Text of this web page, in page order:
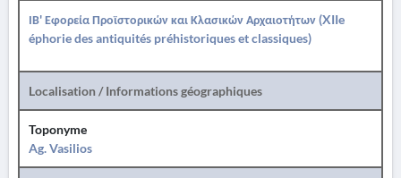
ΙΒ' Εφορεία Προϊστορικών και Κλασικών Αρχαιοτήτων (XIIe
éphorie des antiquités préhistoriques et classiques)
Localisation / Informations géographiques
Toponyme
Ag. Vasilios